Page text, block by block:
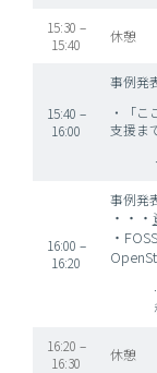
15:30 –
15:40
休憩
15:40 –
16:00
事例発
・「こ
支援ま
16:00 –
16:20
事例発
・・・
・
16:20 –
16:30
休憩